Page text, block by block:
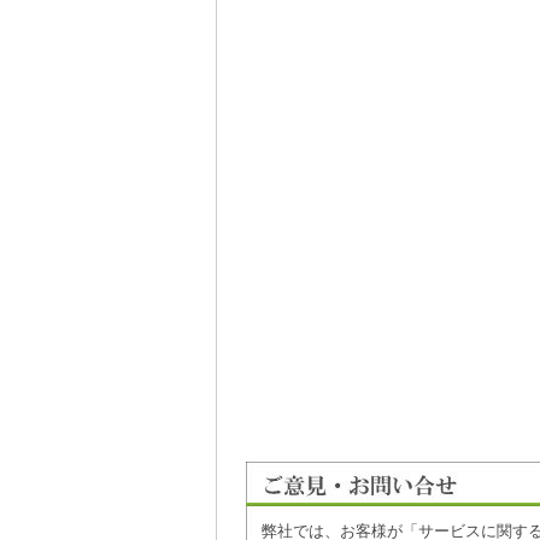
弊社では、お客様が「サービスに関す